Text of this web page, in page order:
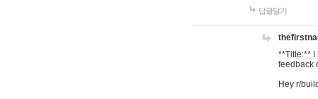
답글달기
**Title:** I
feedback
Hey r/